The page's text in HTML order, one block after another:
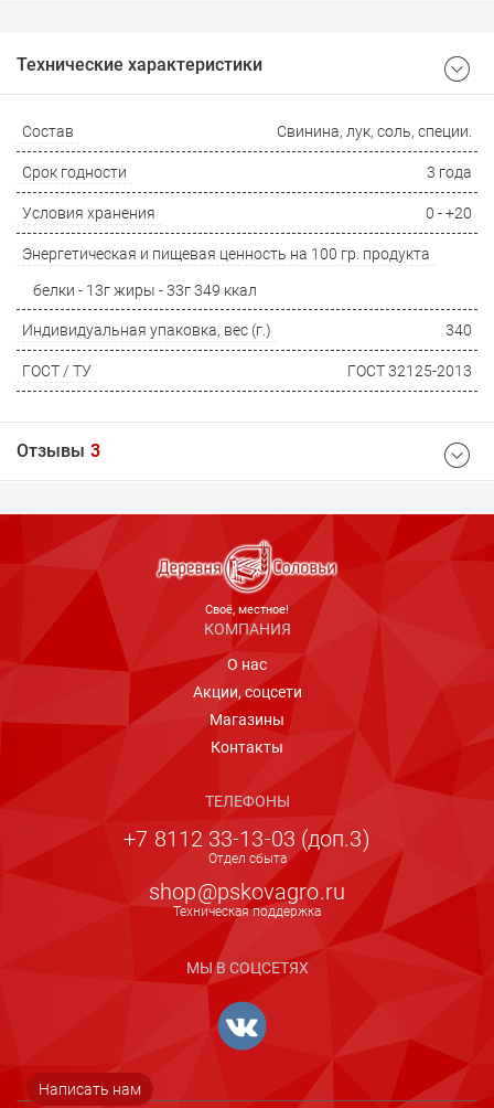
Технические характеристики
Состав Свинина, лук, соль, специи.
Срок годности 3 года
Условия хранения 0 - +20
Энергетическая и пищевая ценность на 100 гр. продукта
белки - 13г жиры - 33г 349 ккал
Индивидуальная упаковка, вес (г.) 340
ГОСТ / ТУ ГОСТ 32125-2013
Отзывы 3
Средняя оценка товара
5
Оставить
комментарий
Евгений
24.06.2026 15:19
Оценка:
Попробовал данную тушёнку. Очень вкусная,
сплошное мясо. Супер. Рекомендую
26.04.2026 12:33
Cвоё, местное!
КОМПАНИЯ
О нас
Акции, соцсети
Магазины
Контакты
ТЕЛЕФОНЫ
+7 8112 33-13-03 (доп.3)
Отдел сбыта
shop@pskovagro.ru
Техническая поддержка
МЫ В СОЦСЕТЯХ
Написать нам